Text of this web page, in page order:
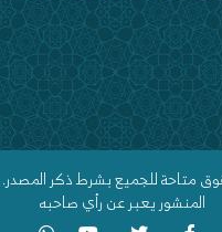
متاحة للجميع بشرط ذكر المصدر.
المنشور يعبر عن رأي صاحبه